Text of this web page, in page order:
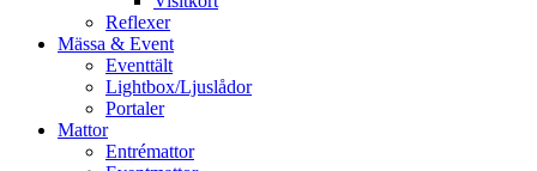
Reflexer
Mässa & Event
Eventtält
Lightbox/Ljuslådor
Portaler
Mattor
Entrémattor